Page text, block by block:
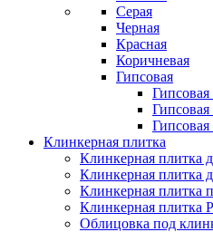
Серая
Черная
Красная
Коричневая
Гипсовая
Гипсовая
Клинкерная плитка
Клинкерная плитка
Клинкерная плитка
Клинкерная плитка
Клинкерная плитка
Облицовка под